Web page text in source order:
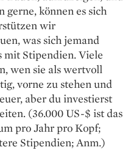
können es sich
wir
was sich jemand
mit Stipendien. Viele
wen sie als wertvoll
vorne zu stehen und
aber du investierst
(36.000 US-$ ist das
pro Jahr pro Kopf;
Stipendien; Anm.)